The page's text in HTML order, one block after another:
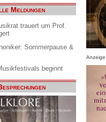
Meldungen
trauert um Prof.
Sommerpause &
beginnt
Anzeige